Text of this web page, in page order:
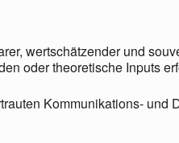
wertschätzender und
oder theoretische Inputs
Kommunikations- und